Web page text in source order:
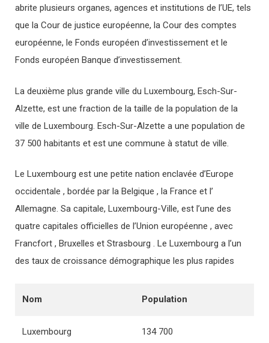
abrite plusieurs organes, agences et institutions de l’UE, tels
que la Cour de justice européenne, la Cour des comptes
européenne, le Fonds européen d’investissement et le
Fonds européen Banque d’investissement.
La deuxième plus grande ville du Luxembourg, Esch-Sur-
Alzette, est une fraction de la taille de la population de la
ville de Luxembourg. Esch-Sur-Alzette a une population de
37 500 habitants et est une commune à statut de ville.
Le Luxembourg est une petite nation enclavée d’Europe
occidentale , bordée par la Belgique , la France et l’
Allemagne. Sa capitale, Luxembourg-Ville, est l’une des
quatre capitales officielles de l’Union européenne , avec
Francfort , Bruxelles et Strasbourg . Le Luxembourg a l’un
des taux de croissance démographique les plus rapides
Nom Population
Luxembourg 134 700